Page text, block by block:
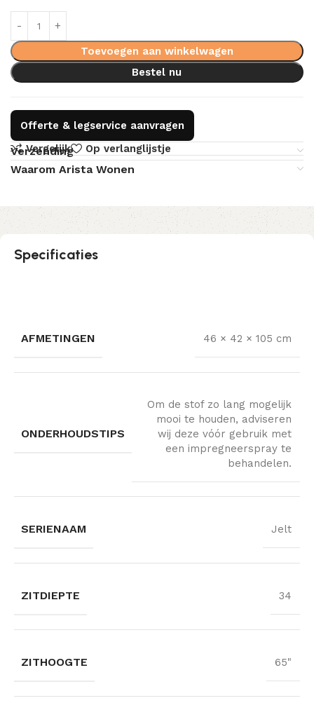
Toevoegen aan winkelwagen
Bestel nu
Offerte & legservice aanvragen
Vergelijk
Op verlanglijstje
Verzending
Waarom Arista Wonen
Specificaties
AFMETINGEN 46 × 42 × 105 cm
ONDERHOUDSTIPS
Om de stof zo lang mogelijk
mooi te houden, adviseren
wij deze vóór gebruik met
een impregneerspray te
behandelen.
SERIENAAM Jelt
ZITDIEPTE 34
ZITHOOGTE 65"